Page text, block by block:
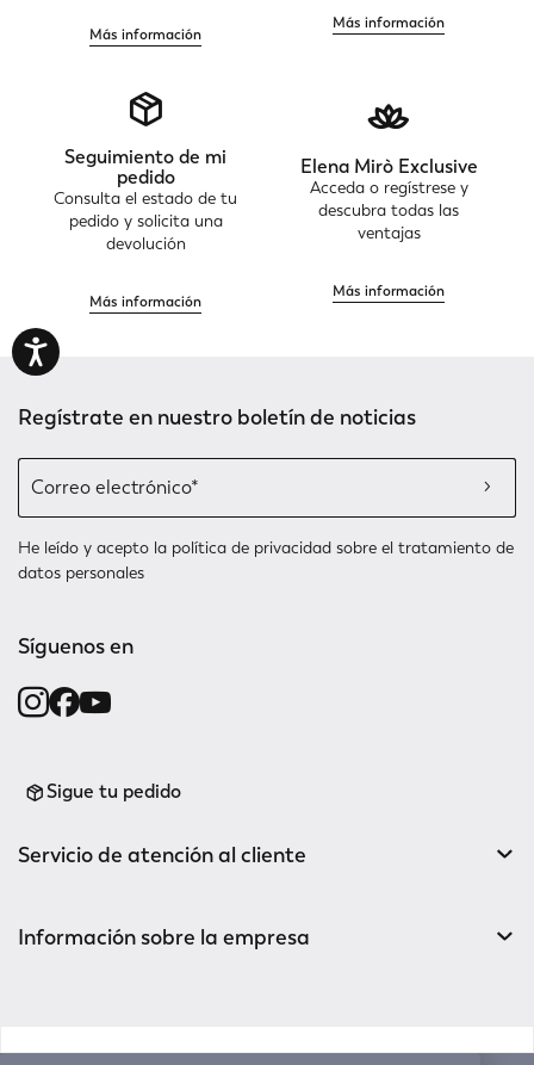
Más información
Más información
Seguimiento de mi
pedido
Consulta el estado de tu
pedido y solicita una
devolución
Más información
Elena Mirò Exclusive
Acceda o regístrese y
descubra todas las
ventajas
Más información
Regístrate en nuestro boletín de noticias
He leído y acepto la política de privacidad sobre el tratamiento de
datos personales
Síguenos en
Sigue tu pedido
Servicio de atención al cliente
Información sobre la empresa